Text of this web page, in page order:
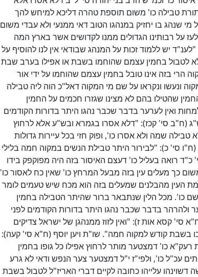
טבילה כו' משום תוספת טהרה דליכא למיחש להך
מי שנהג בו יחזיק במנהגו הטוב דאי ממנעי ולא עבדי משום
על רבותינו הגדולים ממנו לקדושים אשר בארץ המה
יש ללמוד זכות על המנהג שבודאי אין לנו להוסיף על
לטבול בחמין עצמם שהוחמו בשבת או אפילו בערב שבת
הרי בזה אינו טובל בחמין עצמם שהוחמו על ידי אור
ונעשו ונקראו על שם מי המקוה דאל"כ הוה ליה טבילה
שהטילו בהם לא מצינו שגזרו חכמים על החמין
ואין לערער בדבר שכבר נהגו היתר בדורות הקודמים
(ח"ב סי' קכז): "דלא אסרו בגמרא ובש"ע אלא לרחוץ
שמה ולא אסרו כו', ופוק חזי בכל עיירות גדולות
סי' כ): "לבירור היתר טבילת הנשים במקוה חמה בלילי
רואה בעליל כו' דעצם האיסור בזה היה מפוקפק בידו
כך מעלים עין בזה מבעל המרחץ כו' שאין כח לאסור כו'
העין מהבלנים שמעלים בזה הוא מכח שיש טעמים לומר
כו'. מכל הלין שנתבאר ברור שהיתר הטבילה בחמין
ולהרהר בדבר שכבר נהגו היתר בדורות הקודמים לפני
סי' קסא אות ז): "ואין לזוז ממנהגן של ישראל צדיקים
בשבת קודש למקוה חמה". שו"ת ויען יוסף (ח"א סי' קעה):
כו' דמצטער מותר לרחוץ אפילו כל גופו בחמין
עכ"ל כו', ולפי"ז י"ל דמצטער צער הנפש ודאי לא גרע
עלייהו כחובה לקיים דברי האריז"ל לטבול בשבת